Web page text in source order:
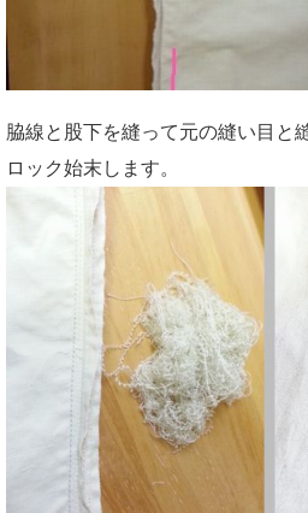
脇線と股下を縫って元の縫い目と
ロック始末します。